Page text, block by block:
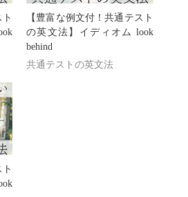
【豊富な例文付！共通テスト
の英文法】イディオム look
behind
共通テストの英文法